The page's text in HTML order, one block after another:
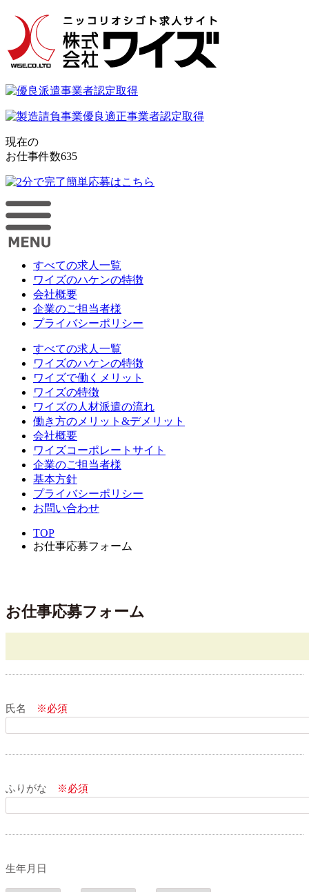
現在の
お仕事件数635
すべての求人一覧
ワイズのハケンの特徴
会社概要
企業のご担当者様
プライバシーポリシー
すべての求人一覧
ワイズのハケンの特徴
ワイズで働くメリット
ワイズの特徴
ワイズの人材派遣の流れ
働き方のメリット&デメリット
会社概要
ワイズコーポレートサイト
企業のご担当者様
基本方針
プライバシーポリシー
お問い合わせ
TOP
お仕事応募フォーム
お仕事応募フォーム
氏名 ※必須
ふりがな ※必須
生年月日